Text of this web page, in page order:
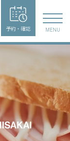
予約・確認 MENU